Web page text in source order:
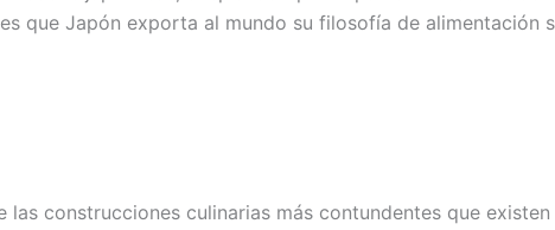
que Japón exporta al mundo su filosofía de alimentación
las construcciones culinarias más contundentes que